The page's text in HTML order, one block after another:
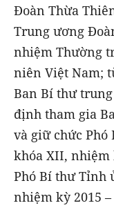
Đoàn Thừa
Trung ương
nhiệm Thường
niên Việt Nam;
Ban Bí thư
định tham gia
và giữ chức
khóa XII, nhiệm
Phó Bí thư Tỉnh
nhiệm kỳ 2015 –